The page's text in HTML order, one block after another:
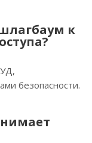
к
безопасности.